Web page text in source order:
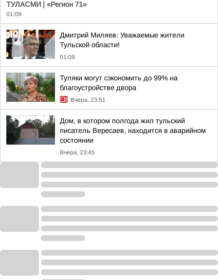
ТУЛАСМИ | «Регион 71»
01:09
Дмитрий Миляев: Уважаемые жители
Тульской области!
01:09
Туляки могут сэкономить до 99% на
благоустройстве двора
Вчера, 23:51
Дом, в котором полгода жил тульский
писатель Вересаев, находится в аварийном
состоянии
Вчера, 23:45